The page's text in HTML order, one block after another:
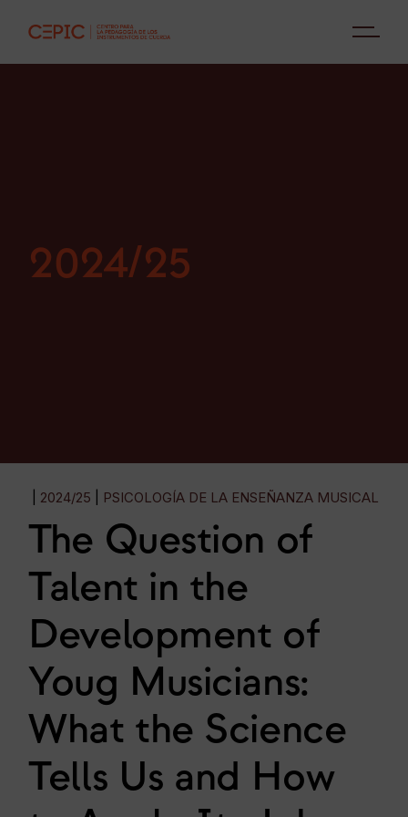
2024/25
2024/25 PSICOLOGÍA DE LA ENSEÑANZA MUSICAL
The Question of
Talent in the
Development of
Youg Musicians:
What the Science
Tells Us and How